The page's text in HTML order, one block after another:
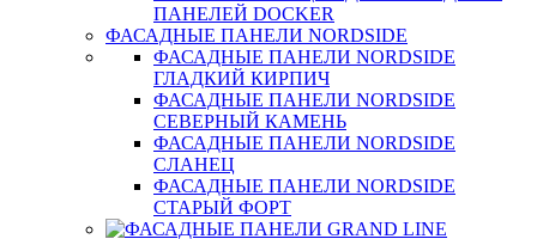
ПАНЕЛЕЙ DOCKER
ФАСАДНЫЕ ПАНЕЛИ NORDSIDE
ФАСАДНЫЕ ПАНЕЛИ NORDSIDE
ГЛАДКИЙ КИРПИЧ
ФАСАДНЫЕ ПАНЕЛИ NORDSIDE
СЕВЕРНЫЙ КАМЕНЬ
ФАСАДНЫЕ ПАНЕЛИ NORDSIDE
СЛАНЕЦ
ФАСАДНЫЕ ПАНЕЛИ NORDSIDE
СТАРЫЙ ФОРТ